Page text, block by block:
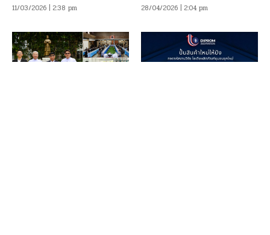
11/03/2026 | 2:38 pm 28/04/2026 | 2:04 pm